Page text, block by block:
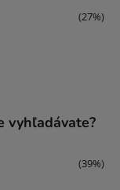
(27%)
vyhľadávate?
(39%)